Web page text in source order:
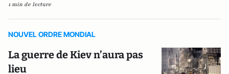
1 min de lecture
NOUVEL ORDRE MONDIAL
La guerre de Kiev n’aura pas
lieu